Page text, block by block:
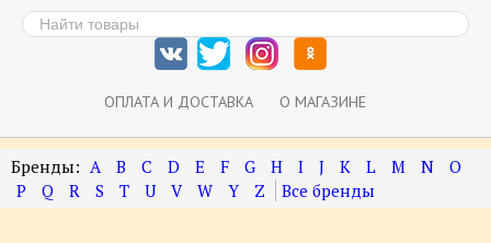
ОПЛАТА И ДОСТАВКА О МАГАЗИНЕ
A B C D E F G H I J K L M N
O
P
Q R S T U V W Y Z